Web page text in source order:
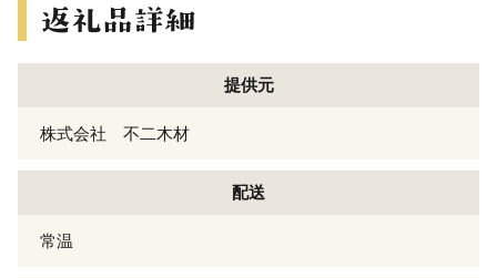
提供元
株式会社 不二木材
配送
常温